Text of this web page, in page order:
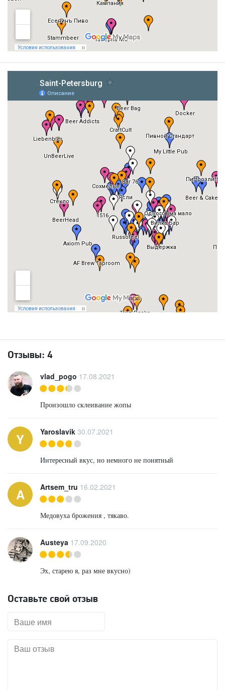
Отзывы: 4
vlad_pogo 17.08.2021
Произошло склеивание жопы
Y Yaroslavik 30.07.2021
Интересный вкус, но немного не понятный
A Artsem_tru 16.02.2021
Медовуха брожения , тякаво.
Austeya 17.09.2020
Эх, старею я, раз мне вкусно)
Оставьте свой отзыв